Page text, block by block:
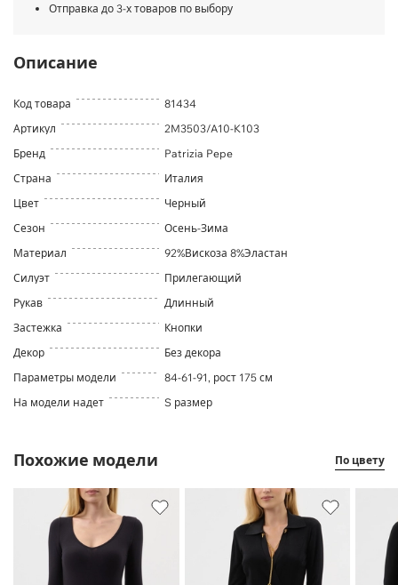
Отправка до 3-х товаров по выбору
Описание
Код товара
81434
Артикул
2M3503/A10-K103
Бренд
Patrizia Pepe
Страна
Италия
Цвет
Черный
Сезон
Осень-Зима
Материал
92%Вискоза 8%Эластан
Силуэт
Прилегающий
Рукав
Длинный
Застежка
Кнопки
Декор
Без декора
Параметры модели
84-61-91, рост 175 см
На модели надет
S размер
Похожие модели По цвету